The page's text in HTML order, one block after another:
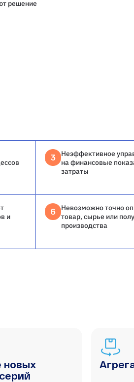
решение
3
Неэффективное
на финансовые
затраты
и
6
Невозможно точно
товар, сырье или
производства
новых